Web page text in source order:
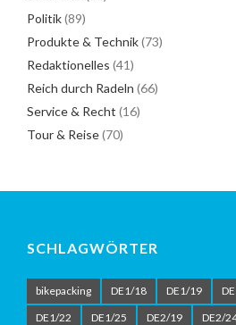
Politik(89)
Produkte & Technik(73)
Redaktionelles (41)
Reich durch Radeln (66)
Service & Recht (16)
Tour & Reise(70)
SCHLAGWÖRTER
bikepacking DE1/18 DE1/19
DE1/22
DE1/25 DE2/19 DE2/